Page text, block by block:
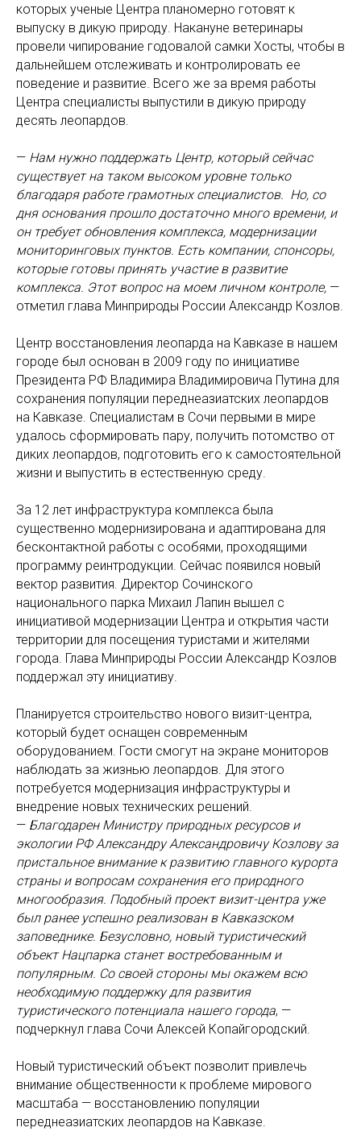
которых ученые Центра планомерно готовят к
выпуску в дикую природу. Накануне ветеринары
провели чипирование годовалой самки Хосты, чтобы в
дальнейшем отслеживать и контролировать ее
поведение и развитие. Всего же за время работы
Центра специалисты выпустили в дикую природу
десять леопардов.
— Нам нужно поддержать Центр, который сейчас
существует на таком высоком уровне только
благодаря работе грамотных специалистов. Но, со
дня основания прошло достаточно много времени, и
он требует обновления комплекса, модернизации
мониторинговых пунктов. Есть компании, спонсоры,
которые готовы принять участие в развитие
комплекса. Этот вопрос на моем личном контроле, —
отметил глава Минприроды России Александр Козлов.
Центр восстановления леопарда на Кавказе в нашем
городе был основан в 2009 году по инициативе
Президента РФ Владимира Владимировича Путина для
сохранения популяции переднеазиатских леопардов
на Кавказе. Специалистам в Сочи первыми в мире
удалось сформировать пару, получить потомство от
диких леопардов, подготовить его к самостоятельной
жизни и выпустить в естественную среду.
За 12 лет инфраструктура комплекса была
существенно модернизирована и адаптирована для
бесконтактной работы с особями, проходящими
программу реинтродукции. Сейчас появился новый
вектор развития. Директор Сочинского
национального парка Михаил Лапин вышел с
инициативой модернизации Центра и открытия части
территории для посещения туристами и жителями
города. Глава Минприроды России Александр Козлов
поддержал эту инициативу.
Планируется строительство нового визит-центра,
который будет оснащен современным
оборудованием. Гости смогут на экране мониторов
наблюдать за жизнью леопардов. Для этого
потребуется модернизация инфраструктуры и
внедрение новых технических решений.
— Благодарен Министру природных ресурсов и
экологии РФ Александру Александровичу Козлову за
пристальное внимание к развитию главного курорта
страны и вопросам сохранения его природного
многообразия. Подобный проект визит-центра уже
был ранее успешно реализован в Кавказском
заповеднике. Безусловно, новый туристический
объект Нацпарка станет востребованным и
популярным. Со своей стороны мы окажем всю
необходимую поддержку для развития
туристического потенциала нашего города, —
подчеркнул глава Сочи Алексей Копайгородский.
Новый туристический объект позволит привлечь
внимание общественности к проблеме мирового
масштаба — восстановлению популяции
переднеазиатских леопардов на Кавказе.